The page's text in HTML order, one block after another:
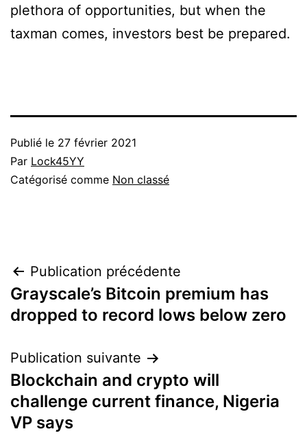
plethora of opportunities, but when the
taxman comes, investors best be prepared.
Publié le 27 février 2021
Par Lock45YY
Catégorisé comme Non classé
Navigation
de
Publication précédente
Grayscale’s Bitcoin premium has
dropped to record lows below zero
Publication suivante
Blockchain and crypto will
challenge current finance, Nigeria
VP says